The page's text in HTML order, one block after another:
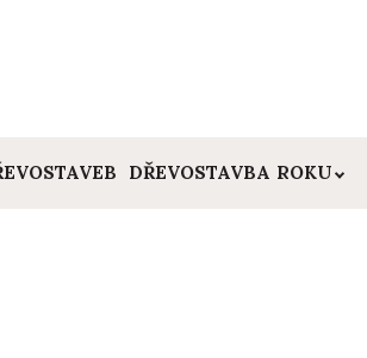
DŘEVOSTAVBA ROKU